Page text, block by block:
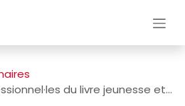
livre jeunesse et de l’éducation sur la Palestine